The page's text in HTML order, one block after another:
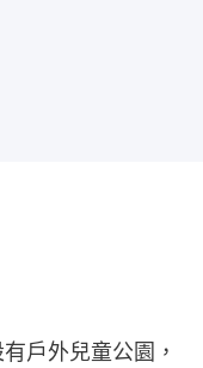
戶外兒童公園，